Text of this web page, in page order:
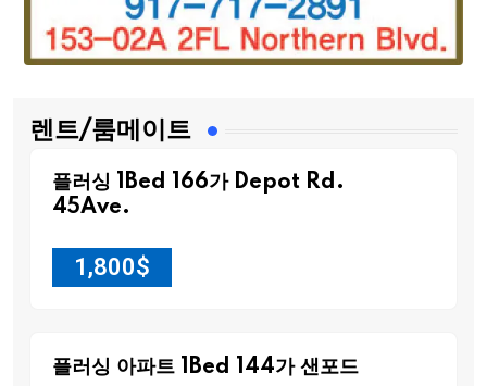
렌트/룸메이트
플러싱 1Bed 166가 Depot Rd.
45Ave.
1,800$
플러싱 아파트 1Bed 144가 샌포드